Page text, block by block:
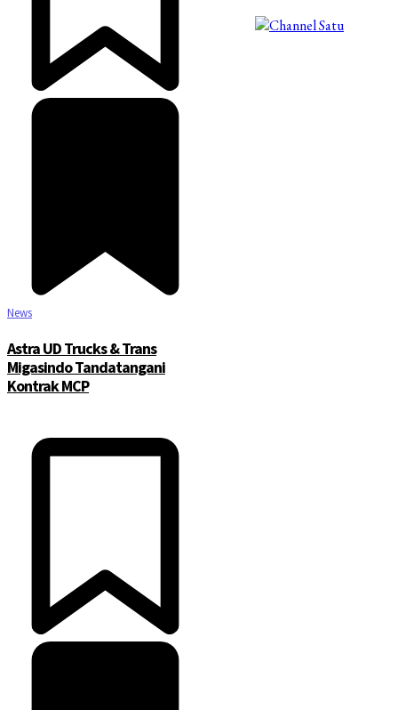
News
Astra UD Trucks & Trans
Migasindo Tandatangani
Kontrak MCP